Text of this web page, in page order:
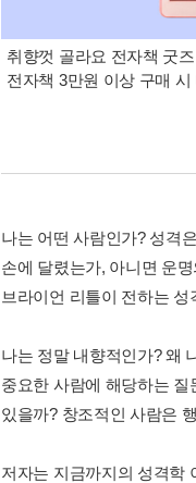
취향껏 골라요 전자책 굿
전자책 3만원 이상 구매
나는 어떤 사람인가? 성격
손에 달렸는가, 아니면 운
브라이언 리틀이 전하는 성
나는 정말 내향적인가? 왜
중요한 사람에 해당하는
있을까? 창조적인 사람은
저자는 지금까지의 성격학